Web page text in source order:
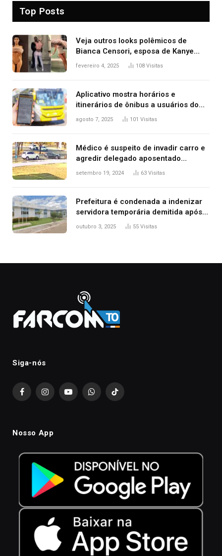
Top Posts
Veja outros looks polêmicos de
Bianca Censori, esposa de Kanye
West que apareceu nua no Grammy
fevereiro 4, 2025 108 Visitas
Aplicativo mostra horários e
itinerários de ônibus a usuários do
transporte público de Palmas; confira
agosto 7, 2025 101 Visitas
Médico é suspeito de invadir carro e
agredir delegado aposentado
durante confusão no trânsito
setembro 19, 2024 63 Visitas
Prefeitura é condenada a indenizar
servidora temporária demitida após
nascimento da filha
outubro 3, 2025 55 Visitas
Siga-nós
FacebookInstagramYouTubeWhatsAppTikTok
Nosso App